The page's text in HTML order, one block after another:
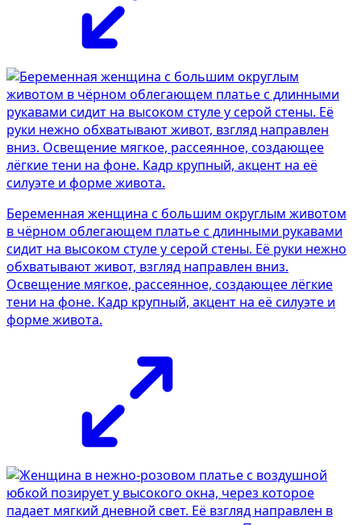
Беременная женщина с большим округлым животом
в чёрном облегающем платье с длинными рукавами
сидит на высоком стуле у серой стены. Её руки нежно
обхватывают живот, взгляд направлен вниз.
Освещение мягкое, рассеянное, создающее лёгкие
тени на фоне. Кадр крупный, акцент на её силуэте и
форме живота.